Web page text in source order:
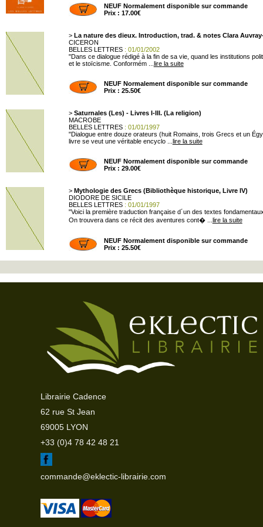
NEUF Normalement disponible sur commande
Prix : 17.00€
> La nature des dieux. Introduction, trad. & notes Clara
CICERON
BELLES LETTRES: 01/01/2002
"Dans ce dialogue rédigé à la fin de sa vie, quand les institutions
et le stoïcisme. Conformém ... lire la suite
NEUF Normalement disponible sur commande
Prix : 25.50€
> Saturnales (Les) - Livres I-III. (La religion)
MACROBE
BELLES LETTRES: 01/01/1997
"Dialogue entre douze orateurs (huit Romains, trois Grecs et un
livre se veut une véritable encyclo ... lire la suite
NEUF Normalement disponible sur commande
Prix : 29.00€
> Mythologie des Grecs (Bibliothèque historique, Livre IV)
DIODORE DE SICILE
BELLES LETTRES: 01/01/1997
"Voici la première traduction française d´un des textes
On trouvera dans ce récit des aventures cont� ... lire la suite
NEUF Normalement disponible sur commande
Prix : 25.50€
Librairie Cadence
62 rue St Jean
69005 LYON
+33 (0)4 78 42 48 21
commande@eklectic-librairie.com